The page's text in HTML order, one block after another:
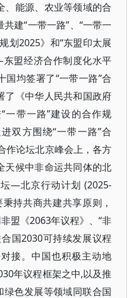
、能源、农业等领域的合
建“一带一路”、“一带一
划2025》和“东盟印太展
盟经济合作制度化水平
均签署了“一带一路”合
了《中华人民共和国政府
一带一路”建设的合作规
双方围绕“一带一路”合
作论坛北京峰会上，各方
天候中非命运共同体的北
—北京行动计划 (2025-
持共商共建共享原则，
盟《2063年议程》、“非
国2030可持续发展议程
接。中国也积极主动地
年议程框架之中,以及推
绿色发展等领域同联合国